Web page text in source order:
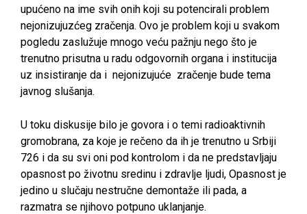
upućeno na ime svih onih koji su potencirali problem
nejonizujuzćeg zračenja. Ovo je problem koji u svakom
pogledu zaslužuje mnogo veću pažnju nego što je
trenutno prisutna u radu odgovornih organa i institucija
uz insistiranje da i nejonizujuće zračenje bude tema
javnog slušanja.
U toku diskusije bilo je govora i o temi radioaktivnih
gromobrana, za koje je rečeno da ih je trenutno u Srbiji
726 i da su svi oni pod kontrolom i da ne predstavljaju
opasnost po životnu sredinu i zdravlje ljudi, Opasnost je
jedino u slučaju nestručne demontaže ili pada, a
razmatra se njihovo potpuno uklanjanje.